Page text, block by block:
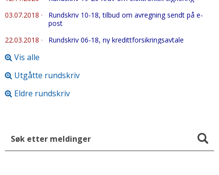
03.07.2018 ·
Rundskriv 10-18, tilbud om avregning sendt på e-
post
22.03.2018 · Rundskriv 06-18, ny kredittforsikringsavtale
Vis alle
Utgåtte rundskriv
Eldre rundskriv